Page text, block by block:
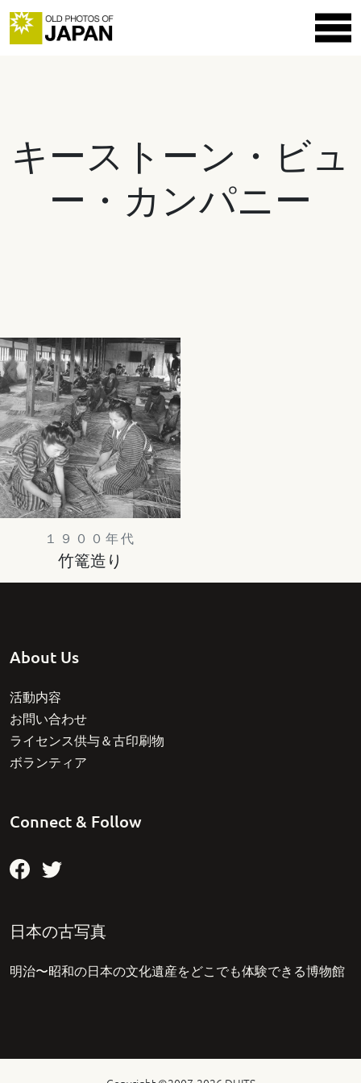
キーストーン・ビュ
ー・カンパニー
１９００年代
竹篭造り
About Us
活動内容
お問い合わせ
ライセンス供与＆古印刷物
ボランティア
Connect & Follow
日本の古写真
明治〜昭和の日本の文化遺産をどこでも体験できる博物館